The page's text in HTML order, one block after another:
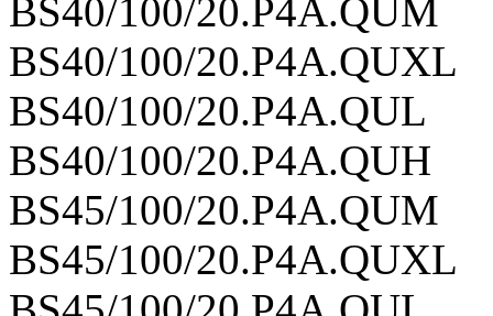
BS40/100/20.P4A.QUM
BS40/100/20.P4A.QUXL
BS40/100/20.P4A.QUL
BS40/100/20.P4A.QUH
BS45/100/20.P4A.QUM
BS45/100/20.P4A.QUXL